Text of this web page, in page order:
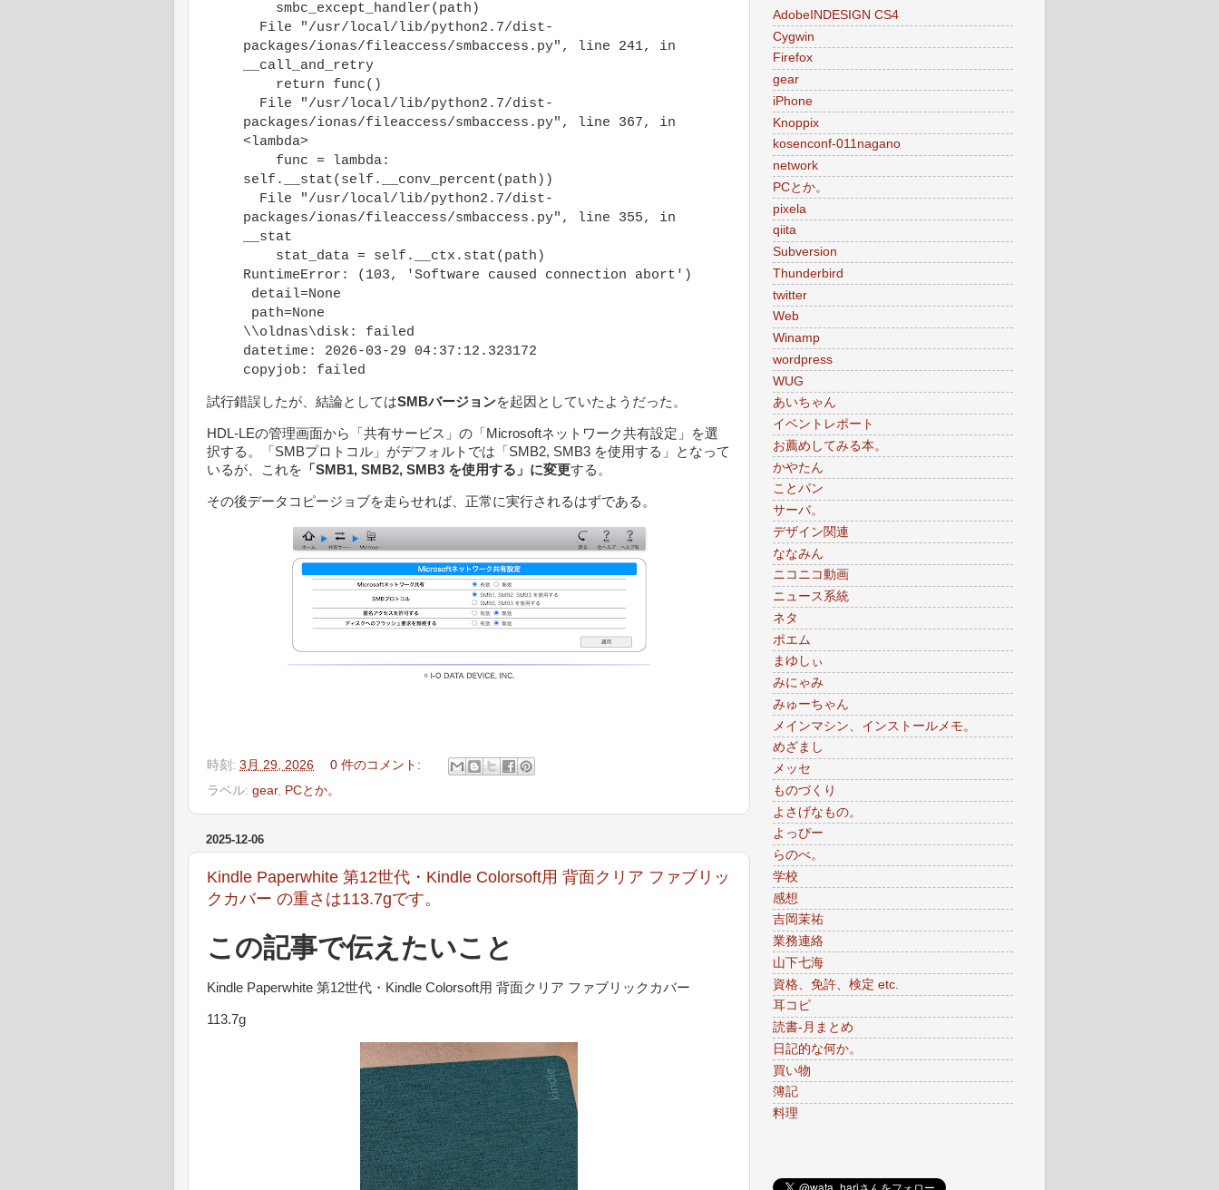
smbc_except_handler(path)
File "/usr/local/lib/python2.7/dist-
packages/ionas/fileaccess/smbaccess.py", line 241, in
__call_and_retry
return func()
File "/usr/local/lib/python2.7/dist-
packages/ionas/fileaccess/smbaccess.py", line 367, in
<lambda>
func = lambda:
self.__stat(self.__conv_percent(path))
File "/usr/local/lib/python2.7/dist-
packages/ionas/fileaccess/smbaccess.py", line 355, in
__stat
stat_data = self.__ctx.stat(path)
RuntimeError: (103, 'Software caused connection abort')
detail=None
path=None
\\oldnas\disk: failed
datetime: 2026-03-29 04:37:12.323172
copyjob: failed
試行錯誤したが、結論としてはSMBバージョンを起因としていたようだった。
HDL-LEの管理画面から「共有サービス」の「Microsoftネットワーク共有設定」を選
択する。「SMBプロトコル」がデフォルトでは「SMB2, SMB3 を使用する」となって
いるが、これを 「SMB1, SMB2, SMB3 を使用する」に変更する。
その後データコピージョブを走らせれば、正常に実行されるはずである。
時刻: 3月 29, 2026
0 件のコメント:
ラベル: gear, PCとか。
2025-12-06
Kindle Paperwhite 第12世代・Kindle Colorsoft用 背面クリア ファブリッ
クカバー の重さは113.7gです。
この記事で伝えたいこと
Kindle Paperwhite 第12世代・Kindle Colorsoft用 背面クリア ファブリックカバー
113.7g
AdobeINDESIGN CS4
Cygwin
Firefox
gear
iPhone
Knoppix
kosenconf-011nagano
network
PCとか。
pixela
qiita
Subversion
Thunderbird
twitter
Web
Winamp
wordpress
WUG
あいちゃん
イベントレポート
お薦めしてみる本。
かやたん
ことパン
サーバ。
デザイン関連
ななみん
ニコニコ動画
ニュース系統
ネタ
ポエム
まゆしぃ
みにゃみ
みゅーちゃん
メインマシン、インストールメモ。
めざまし
メッセ
ものづくり
よさげなもの。
よっぴー
らのべ。
学校
感想
吉岡茉祐
業務連絡
山下七海
資格、免許、検定 etc.
耳コピ
読書-月まとめ
日記的な何か。
買い物
簿記
料理